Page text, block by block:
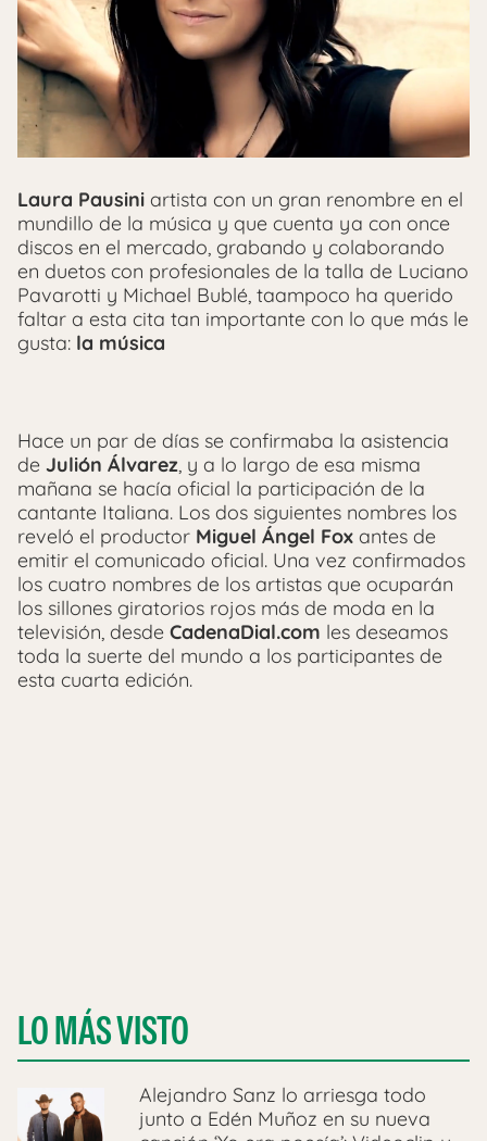
Laura Pausini artista con un gran renombre en el
mundillo de la música y que cuenta ya con once
discos en el mercado, grabando y colaborando
en duetos con profesionales de la talla de Luciano
Pavarotti y Michael Bublé, taampoco ha querido
faltar a esta cita tan importante con lo que más le
gusta: la música
Hace un par de días se confirmaba la asistencia
de Julión Álvarez, y a lo largo de esa misma
mañana se hacía oficial la participación de la
cantante Italiana. Los dos siguientes nombres los
reveló el productor Miguel Ángel Fox antes de
emitir el comunicado oficial. Una vez confirmados
los cuatro nombres de los artistas que ocuparán
los sillones giratorios rojos más de moda en la
televisión, desde CadenaDial.com les deseamos
toda la suerte del mundo a los participantes de
esta cuarta edición.
LO MÁS VISTO
Alejandro Sanz lo arriesga todo
junto a Edén Muñoz en su nueva